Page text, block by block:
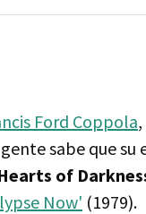
Ford Coppola
sabe que su
of
Now' (1979).